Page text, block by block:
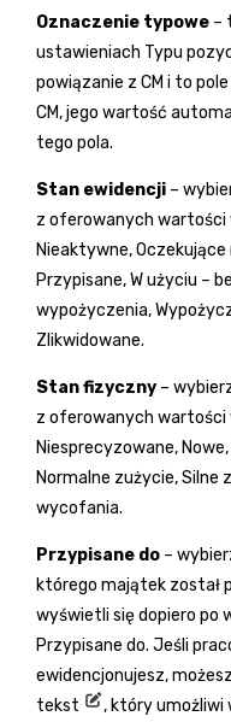
Oznaczenie typowe –
ustawieniach Typu
powiązanie z CM i to
CM, jego wartość
tego pola.
Stan ewidencji –
z oferowanych wartości
Nieaktywne, Oczekujące
Przypisane, W użyciu –
wypożyczenia,
Zlikwidowane.
Stan fizyczny –
z oferowanych wartości
Niesprecyzowane,
Normalne zużycie, Silne
wycofania.
Przypisane do –
którego majątek został
wyświetli się dopiero po
Przypisane do. Jeśli
ewidencjonujesz,
tekst
, który umożliwi